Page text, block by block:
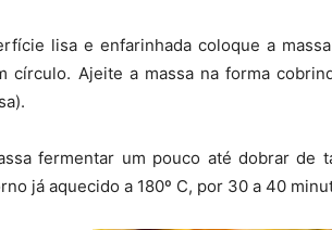
lisa e enfarinhada coloque a
círculo. Ajeite a massa na forma
fermentar um pouco até dobrar de
já aquecido a 180º C, por 30 a 40